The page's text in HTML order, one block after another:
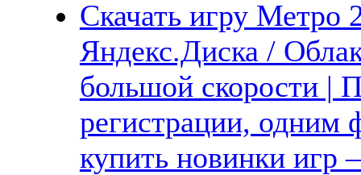
Скачать игру Метро
Яндекс.Диска /
большой скорости |
регистрации, одним
купить новинки